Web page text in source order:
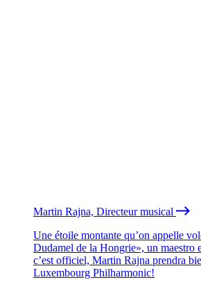
Martin Rajna, Directeur musical
Une étoile montante qu’on appelle
Dudamel de la Hongrie», un maestro
c’est officiel, Martin Rajna prendra
Luxembourg Philharmonic!